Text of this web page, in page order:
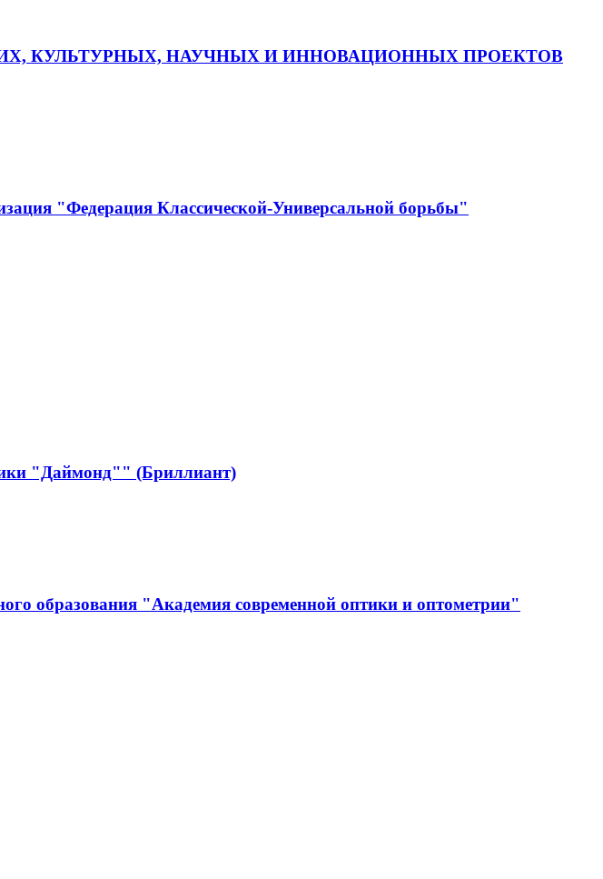
КУЛЬТУРНЫХ, НАУЧНЫХ И ИННОВАЦИОННЫХ ПРОЕКТОВ
"Федерация Классической-Универсальной борьбы"
"Даймонд"" (Бриллиант)
образования "Академия современной оптики и оптометрии"